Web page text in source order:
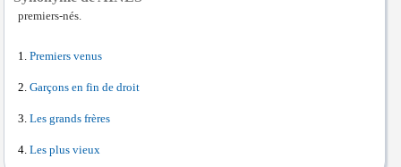
premiers-nés.
Premiers venus
Garçons en fin de droit
Les grands frères
Les plus vieux